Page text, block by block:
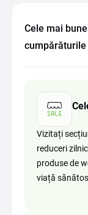
Cele mai
Vizitați
reduceri
produse de
viață